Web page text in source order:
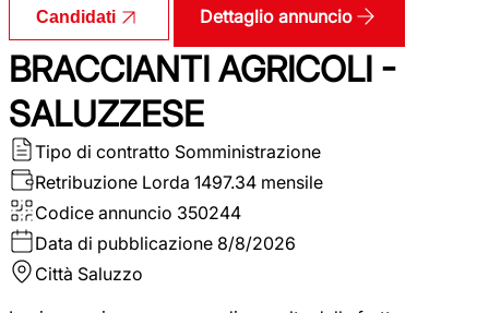
Candidati Dettaglio annuncio
BRACCIANTI AGRICOLI -
SALUZZESE
Tipo di contratto Somministrazione
Retribuzione Lorda 1497.34 mensile
Codice annuncio 350244
Data di pubblicazione 8/8/2026
Città Saluzzo